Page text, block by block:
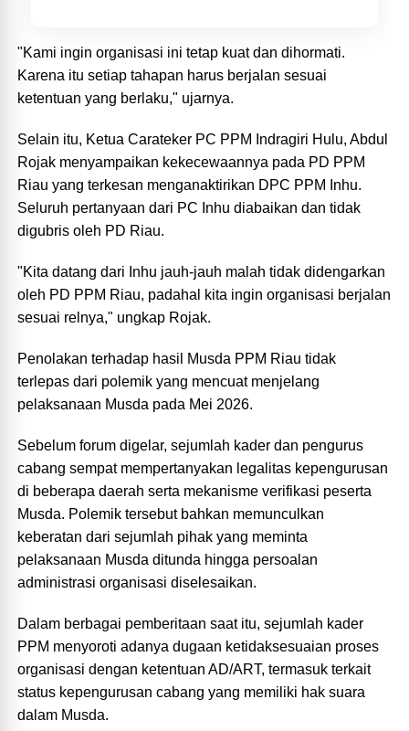
‎"Kami ingin organisasi ini tetap kuat dan dihormati.
Karena itu setiap tahapan harus berjalan sesuai
ketentuan yang berlaku," ujarnya.
‎Selain itu, Ketua Carateker PC PPM Indragiri Hulu, Abdul
Rojak menyampaikan kekecewaannya pada PD PPM
Riau yang terkesan menganaktirikan DPC PPM Inhu.
Seluruh pertanyaan dari PC Inhu diabaikan dan tidak
digubris oleh PD Riau.
‎"Kita datang dari Inhu jauh-jauh malah tidak didengarkan
oleh PD PPM Riau, padahal kita ingin organisasi berjalan
sesuai relnya," ungkap Rojak.
‎Penolakan terhadap hasil Musda PPM Riau tidak
terlepas dari polemik yang mencuat menjelang
pelaksanaan Musda pada Mei 2026.
‎Sebelum forum digelar, sejumlah kader dan pengurus
cabang sempat mempertanyakan legalitas kepengurusan
di beberapa daerah serta mekanisme verifikasi peserta
Musda. Polemik tersebut bahkan memunculkan
keberatan dari sejumlah pihak yang meminta
pelaksanaan Musda ditunda hingga persoalan
administrasi organisasi diselesaikan.
‎Dalam berbagai pemberitaan saat itu, sejumlah kader
PPM menyoroti adanya dugaan ketidaksesuaian proses
organisasi dengan ketentuan AD/ART, termasuk terkait
status kepengurusan cabang yang memiliki hak suara
dalam Musda.